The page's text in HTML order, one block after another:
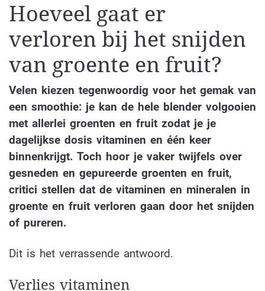
Hoeveel gaat er
verloren bij het snijden
van groente en fruit?
Velen kiezen tegenwoordig voor het gemak van
een smoothie: je kan de hele blender volgooien
met allerlei groenten en fruit zodat je je
dagelijkse dosis vitaminen en één keer
binnenkrijgt. Toch hoor je vaker twijfels over
gesneden en gepureerde groenten en fruit,
critici stellen dat de vitaminen en mineralen in
groente en fruit verloren gaan door het snijden
of pureren.
Dit is het verrassende antwoord.
Verlies vitaminen